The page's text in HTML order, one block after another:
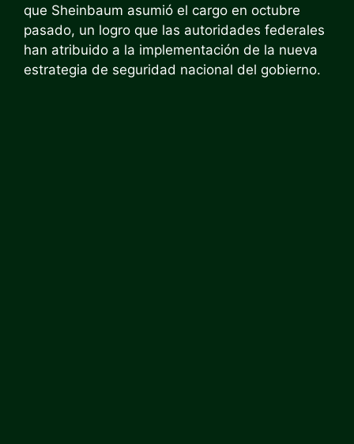
que Sheinbaum asumió el cargo en octubre
pasado, un logro que las autoridades federales
han atribuido a la implementación de la nueva
estrategia de seguridad nacional del gobierno.